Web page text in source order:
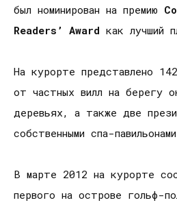
был номинирован на премию
Readers ’ Award как лучший
На курорте представлено
от частных вилл на берегу
деревьях, а также две
собственными спа-
В марте 2012 на курорте
первого на острове гольф-